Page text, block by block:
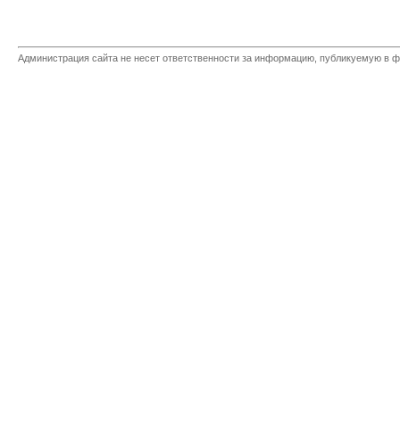
Администрация сайта не несет ответственности за информацию, публикуемую